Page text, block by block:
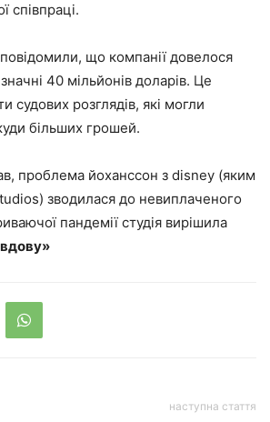
співпраці.
що компанії довелося
40 мільйонів доларів. Це
судових розглядів, які могли
більших грошей.
проблема йоханссон з disney (яким
зводилася до невиплаченого
пандемії студія вирішила
наступна стаття